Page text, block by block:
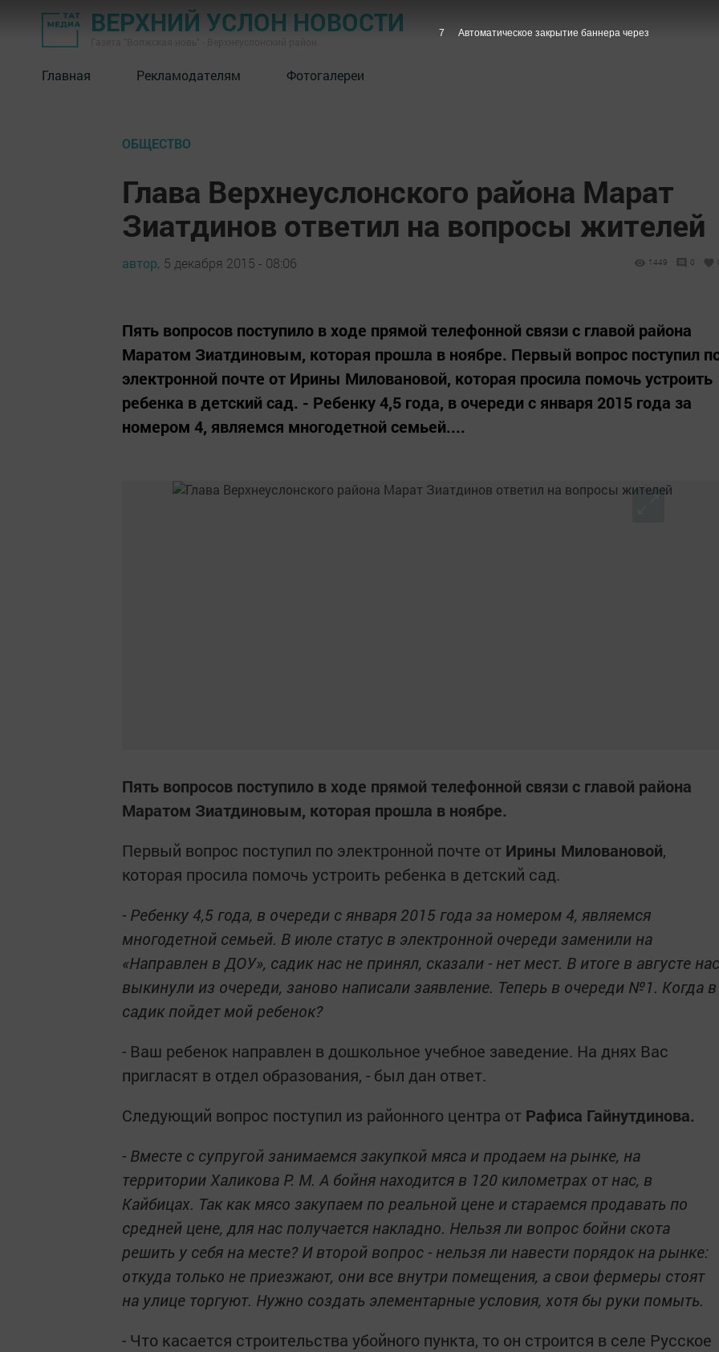
ВЕРХНИЙ УСЛОН НОВОСТИ
Главная Рекламодателям Фотогалереи
ОБЩЕСТВО
Глава Верхнеуслонского района Марат
Зиатдинов ответил на вопросы жителей
автор, 5 декабря 2015 - 08:06 1449 0
Пять вопросов поступило в ходе прямой телефонной связи с главой района
Маратом Зиатдиновым, которая прошла в ноябре. Первый вопрос поступил
электронной почте от Ирины Миловановой, которая просила помочь устроить
ребенка в детский сад. - Ребенку 4,5 года, в очереди с января 2015 года за
номером 4, являемся многодетной семьей....
Пять вопросов поступило в ходе прямой телефонной связи с главой района
Маратом Зиатдиновым, которая прошла в ноябре.
Первый вопрос поступил по электронной почте от Ирины Миловановой,
которая просила помочь устроить ребенка в детский сад.
- Ребенку 4,5 года, в очереди с января 2015 года за номером 4, являемся
многодетной семьей. В июле статус в электронной очереди заменили на
«Направлен в ДОУ», садик нас не принял, сказали - нет мест. В итоге в августе нас
выкинули из очереди, заново написали заявление. Теперь в очереди №1. Когда в
садик пойдет мой ребенок?
- Ваш ребенок направлен в дошкольное учебное заведение. На днях Вас
пригласят в отдел образования, - был дан ответ.
Следующий вопрос поступил из районного центра от Рафиса Гайнутдинова.
- Вместе с супругой занимаемся закупкой мяса и продаем на рынке, на
территории Халикова Р. М. А бойня находится в 120 километрах от нас, в
Кайбицах. Так как мясо закупаем по реальной цене и стараемся продавать по
средней цене, для нас получается накладно. Нельзя ли вопрос бойни скота
решить у себя на месте? И второй вопрос - нельзя ли навести порядок на рынке:
откуда только не приезжают, они все внутри помещения, а свои фермеры стоят
на улице торгуют. Нужно создать элементарные условия, хотя бы руки помыть.
- Что касается строительства убойного пункта, то он строится в селе Русское
6 Автоматическое закрытие баннера через